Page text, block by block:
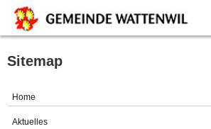
Home
Gemeinde
Sitemap
Home
Aktuelles